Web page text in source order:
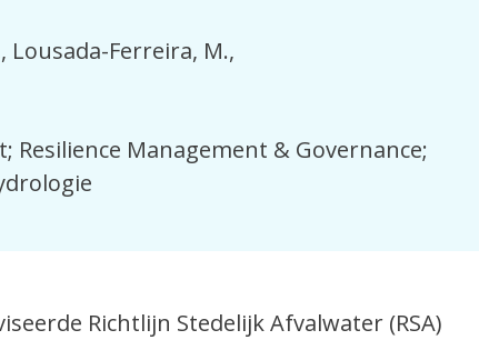
Lousada-Ferreira, M.
Resilience Management & Governance;
Richtlijn Stedelijk Afvalwater (RSA)